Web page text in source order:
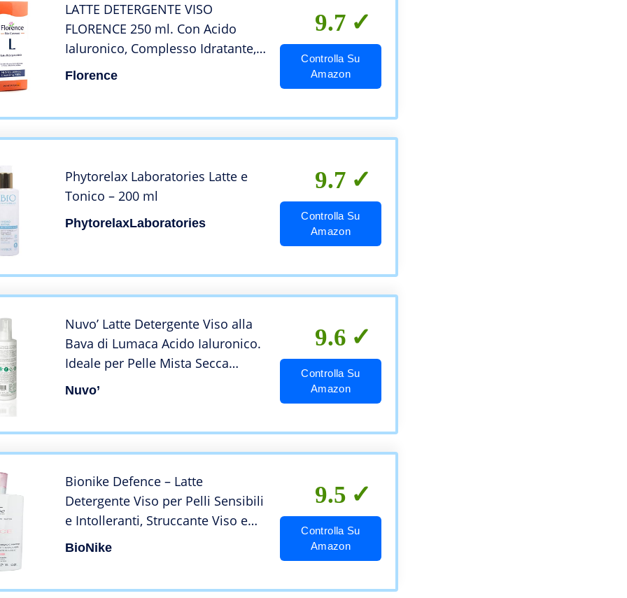
LATTE DETERGENTE VISO
FLORENCE 250 ml. Con Acido
Ialuronico, Complesso Idratante,
Acqua Attiva di Frutto d’Oliva.
Florence
9.7
Controlla Su
Amazon
Phytorelax Laboratories Latte e
Tonico – 200 ml
PhytorelaxLaboratories
9.7
Controlla Su
Amazon
Nuvo’ Latte Detergente Viso alla
Bava di Lumaca Acido Ialuronico.
Ideale per Pelle Mista Secca
Grassa Sensibile. Elimina le
Nuvo’
9.6
Controlla Su
Amazon
Bionike Defence – Latte
Detergente Viso per Pelli Sensibili
e Intolleranti, Struccante Viso e
Occhi Senza Risciacquo, Dona
BioNike
9.5
Controlla Su
Amazon